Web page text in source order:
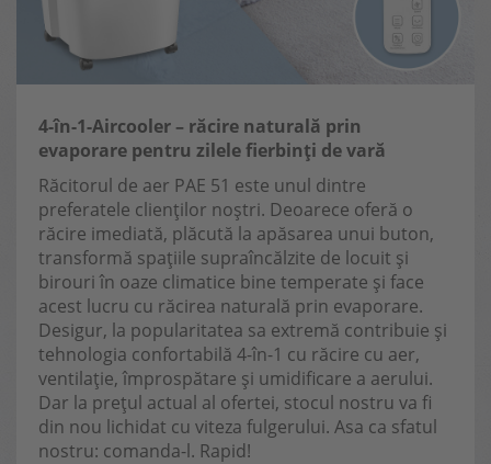
4-în-1-Aircooler – răcire naturală prin
evaporare pentru zilele fierbinți de vară
Răcitorul de aer PAE 51 este unul dintre
preferatele clienților noștri. Deoarece oferă o
răcire imediată, plăcută la apăsarea unui buton,
transformă spațiile supraîncălzite de locuit și
birouri în oaze climatice bine temperate și face
acest lucru cu răcirea naturală prin evaporare.
Desigur, la popularitatea sa extremă contribuie și
tehnologia confortabilă 4-în-1 cu răcire cu aer,
ventilație, împrospătare și umidificare a aerului.
Dar la prețul actual al ofertei, stocul nostru va fi
din nou lichidat cu viteza fulgerului. Asa ca sfatul
nostru: comanda-l. Rapid!